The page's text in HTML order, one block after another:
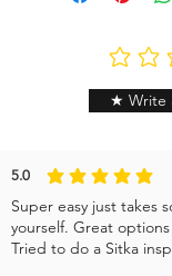
★ Write
5.0
gjennomsnittlig
Super easy just takes
yourself. Great
Tried to do a Sitka